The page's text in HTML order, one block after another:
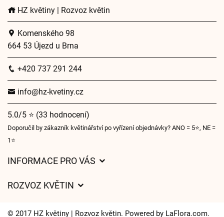
HZ květiny | Rozvoz květin
Komenského 98
664 53 Újezd u Brna
+420 737 291 244
info@hz-kvetiny.cz
5.0/5 ⭐ (33 hodnocení)
Doporučil by zákazník květinářství po vyřízení objednávky? ANO = 5⭐, NE =
1⭐
INFORMACE PRO VÁS
O nás
ROZVOZ KVĚTIN
© 2017 HZ květiny | Rozvoz květin. Powered by LaFlora.com.